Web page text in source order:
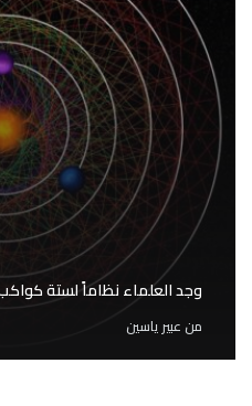
وجد العلماء نظاماً لستة
من عبير ياسين